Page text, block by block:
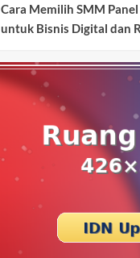
Cara Memilih SMM
untuk Bisnis Digital dan